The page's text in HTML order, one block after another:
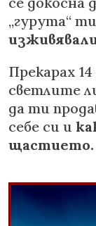
„гурута“
Прекарах
светлите
да ти
себе си и
щастието.